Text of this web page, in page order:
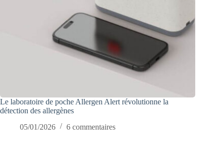
Le laboratoire de poche Allergen Alert révolutionne la
détection des allergènes
05/01/2026
6 commentaires